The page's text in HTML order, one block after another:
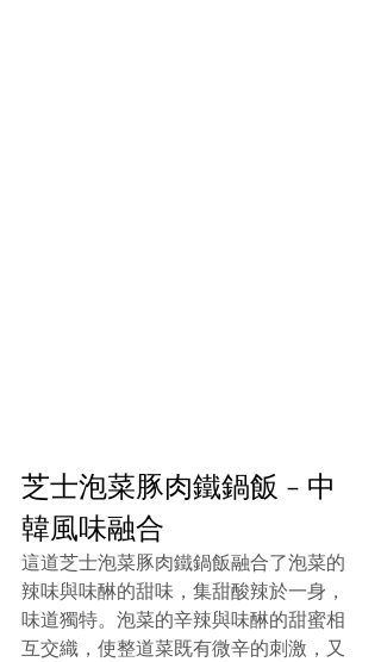
芝士泡菜豚肉鐵鍋飯 - 中
韓風味融合
這道芝士泡菜豚肉鐵鍋飯融合了泡菜的
辣味與味醂的甜味，集甜酸辣於一身，
味道獨特。泡菜的辛辣與味醂的甜蜜相
互交織，使整道菜既有微辛的刺激，又